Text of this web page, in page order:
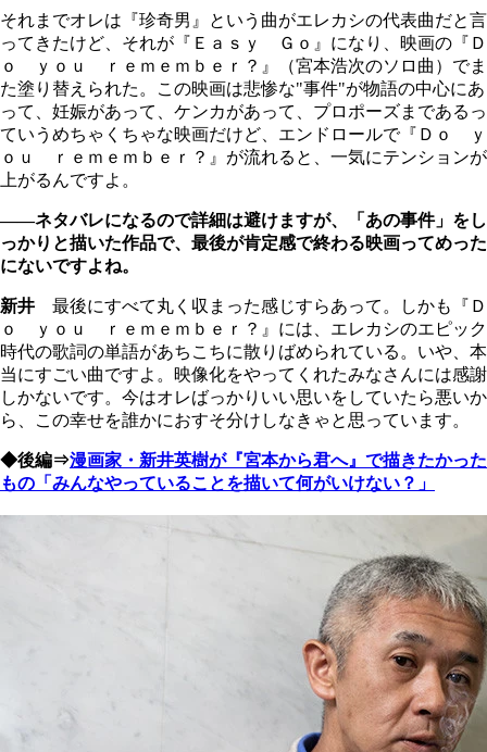
それまでオレは『珍奇男』という曲がエレカシの代表曲だと言
ってきたけど、それが『Ｅａｓｙ Ｇｏ』になり、映画の『Ｄ
ｏ ｙｏｕ ｒｅｍｅｍｂｅｒ？』（宮本浩次のソロ曲）でま
た塗り替えられた。この映画は悲惨な"事件"が物語の中心にあ
って、妊娠があって、ケンカがあって、プロポーズまであるっ
ていうめちゃくちゃな映画だけど、エンドロールで『Ｄｏ ｙ
ｏｕ ｒｅｍｅｍｂｅｒ？』が流れると、一気にテンションが
上がるんですよ。
――ネタバレになるので詳細は避けますが、「あの事件」をし
っかりと描いた作品で、最後が肯定感で終わる映画ってめった
にないですよね。
新井 最後にすべて丸く収まった感じすらあって。しかも『Ｄ
ｏ ｙｏｕ ｒｅｍｅｍｂｅｒ？』には、エレカシのエピック
時代の歌詞の単語があちこちに散りばめられている。いや、本
当にすごい曲ですよ。映像化をやってくれたみなさんには感謝
しかないです。今はオレばっかりいい思いをしていたら悪いか
ら、この幸せを誰かにおすそ分けしなきゃと思っています。
◆後編⇒漫画家・新井英樹が『宮本から君へ』で描きたかった
もの「みんなやっていることを描いて何がいけない？」